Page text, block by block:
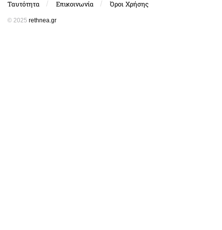
Ταυτότητα Επικοινωνία Όροι Χρήσης
© 2025 rethnea.gr